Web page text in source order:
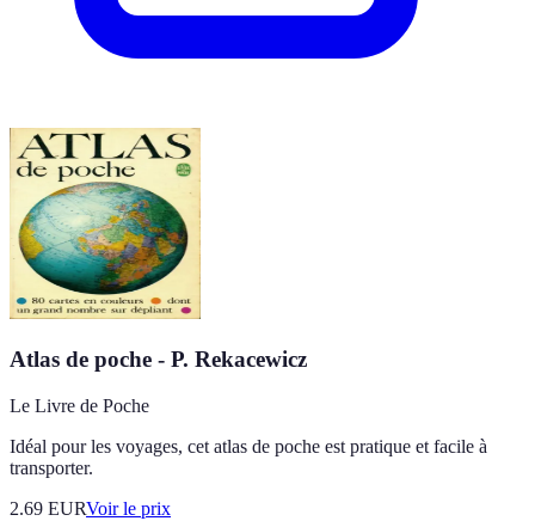
Atlas de poche - P. Rekacewicz
Le Livre de Poche
Idéal pour les voyages, cet atlas de poche est pratique et facile à
transporter.
2.69 EURVoir le prix